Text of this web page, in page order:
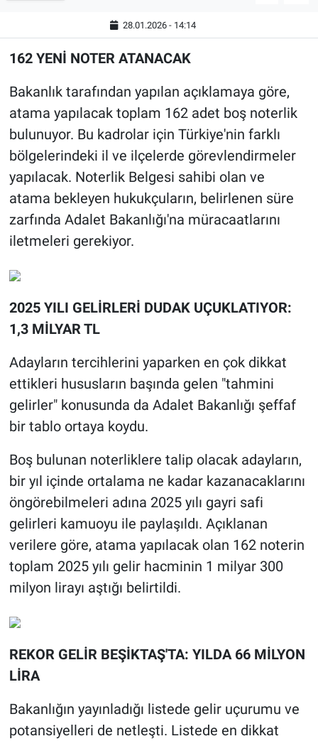
28.01.2026 - 14:14
162 YENİ NOTER ATANACAK
Bakanlık tarafından yapılan açıklamaya göre,
atama yapılacak toplam 162 adet boş noterlik
bulunuyor. Bu kadrolar için Türkiye'nin farklı
bölgelerindeki il ve ilçelerde görevlendirmeler
yapılacak. Noterlik Belgesi sahibi olan ve
atama bekleyen hukukçuların, belirlenen süre
zarfında Adalet Bakanlığı'na müracaatlarını
iletmeleri gerekiyor.
2025 YILI GELİRLERİ DUDAK UÇUKLATIYOR:
1,3 MİLYAR TL
Adayların tercihlerini yaparken en çok dikkat
ettikleri hususların başında gelen "tahmini
gelirler" konusunda da Adalet Bakanlığı şeffaf
bir tablo ortaya koydu.
Boş bulunan noterliklere talip olacak adayların,
bir yıl içinde ortalama ne kadar kazanacaklarını
öngörebilmeleri adına 2025 yılı gayri safi
gelirleri kamuoyu ile paylaşıldı. Açıklanan
verilere göre, atama yapılacak olan 162 noterin
toplam 2025 yılı gelir hacminin 1 milyar 300
milyon lirayı aştığı belirtildi.
REKOR GELİR BEŞİKTAŞ'TA: YILDA 66 MİLYON
LİRA
Bakanlığın yayınladığı listede gelir uçurumu ve
potansiyelleri de netleşti. Listede en dikkat